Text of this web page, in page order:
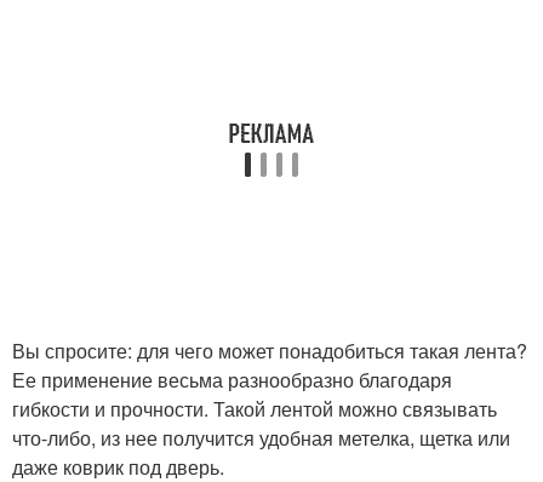
Вы спросите: для чего может понадобиться такая лента?
Ее применение весьма разнообразно благодаря
гибкости и прочности. Такой лентой можно связывать
что-либо, из нее получится удобная метелка, щетка или
даже коврик под дверь.